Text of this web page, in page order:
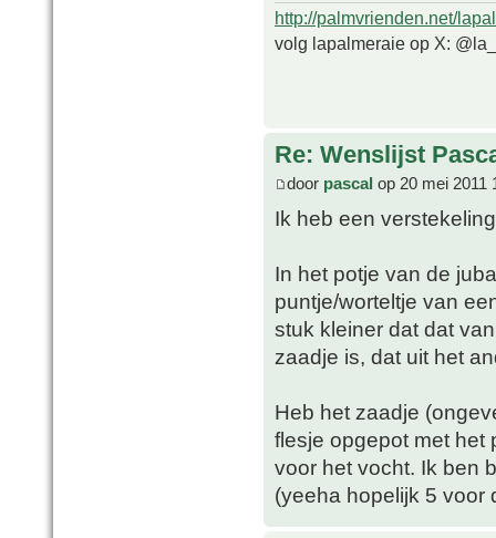
http://palmvrienden.net/
volg lapalmeraie op X:
Re: Wenslijst
door pascal op 20 mei 2011
Ik heb een
In het potje van de
puntje/worteltje van
stuk kleiner dat dat
zaadje is, dat uit het
Heb het zaadje
flesje opgepot met het
voor het vocht. Ik ben
(yeeha hopelijk 5